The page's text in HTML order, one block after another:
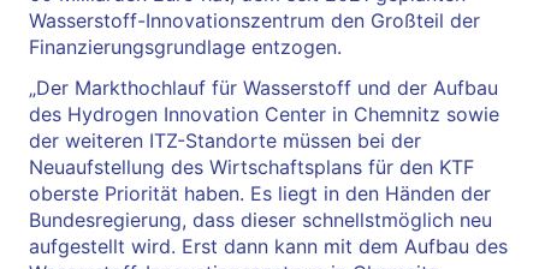
Wasserstoff-Innovationszentrum den Großteil der
Finanzierungsgrundlage entzogen.
„Der Markthochlauf für Wasserstoff und der Aufbau
des Hydrogen Innovation Center in Chemnitz sowie
der weiteren ITZ-Standorte müssen bei der
Neuaufstellung des Wirtschaftsplans für den KTF
oberste Priorität haben. Es liegt in den Händen der
Bundesregierung, dass dieser schnellstmöglich neu
aufgestellt wird. Erst dann kann mit dem Aufbau des